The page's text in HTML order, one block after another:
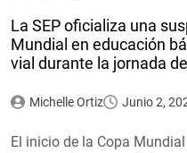
La SEP oficializa una
Mundial en educación
vial durante la jornada
Michelle Ortiz Junio 2,
El inicio de la Copa